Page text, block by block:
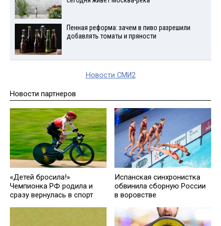
Пенная реформа: зачем в пиво разрешили
добавлять томаты и пряности
Новости СМИ2
Новости партнеров
«Детей бросила!»
Чемпионка РФ родила и
сразу вернулась в спорт
Испанская синхронистка
обвинила сборную России
в воровстве